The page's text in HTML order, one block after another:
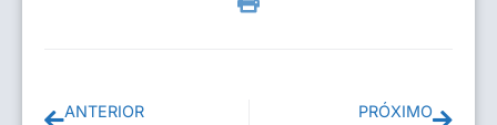
ANTERIOR PRÓXIMO